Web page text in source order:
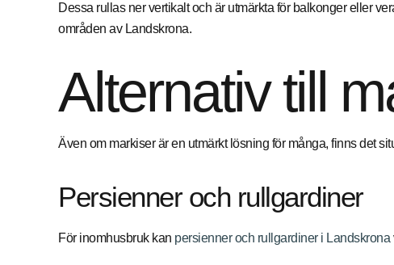
Dessa rullas ner vertikalt och är utmärkta för balkonger eller
områden av Landskrona.
Alternativ till
Även om markiser är en utmärkt lösning för många, finns det
Persienner och rullgardiner
För inomhusbruk kan persienner och rullgardiner i Landskrona